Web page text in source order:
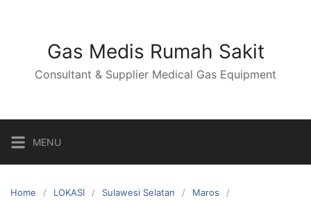
Gas Medis Rumah Sakit
Consultant & Supplier Medical Gas Equipment
MENU
Home LOKASI Sulawesi Selatan
Maros